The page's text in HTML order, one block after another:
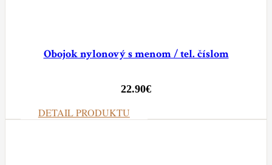
Obojok nylonový s menom / tel. číslom
22.90€
DETAIL PRODUKTU